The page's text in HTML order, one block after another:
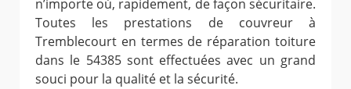
n’importe où, rapidement, de façon sécuritaire.
Toutes les prestations de couvreur à
Tremblecourt en termes de réparation toiture
dans le 54385 sont effectuées avec un grand
souci pour la qualité et la sécurité.